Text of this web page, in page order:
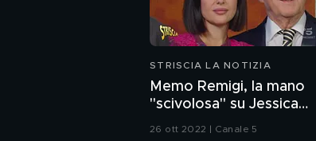
STRISCIA LA NOTIZIA
Memo Remigi, la mano
"scivolosa" su Jessica
Morlacchi
26 ott 2022 | Canale 5